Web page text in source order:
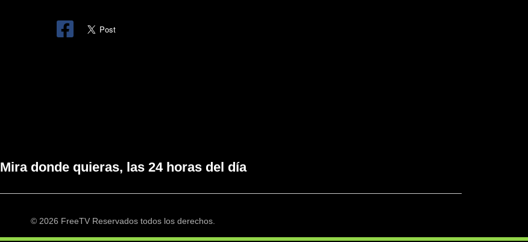
Mira donde quieras, las 24 horas del día
© 2026 FreeTV Reservados todos los derechos.